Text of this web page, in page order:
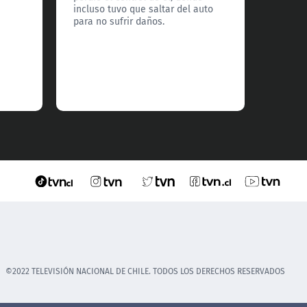
incluso tuvo que saltar del auto
para no sufrir daños.
©2022 TELEVISIÓN NACIONAL DE CHILE. TODOS LOS DERECHOS RESERVADOS